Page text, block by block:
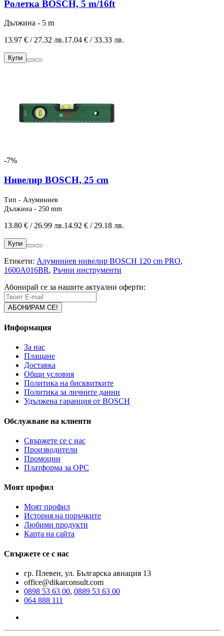
Ролетка BOSCH, 5 m/16ft
Дължина - 5 m
13.97 € / 27.32 лв.17.04 € / 33.33 лв.
Купи
-7%
Нивелир BOSCH, 25 cm
Тип - Алуминиев
Дължина - 250 mm
13.80 € / 26.99 лв.14.92 € / 29.18 лв.
Купи
Етикети: Алуминиев нивелир BOSCH 120 cm PRO,
1600A016BR, Ръчни инструменти
Абонирай се за нашите актуални оферти:
Информация
За нас
Плащане
Доставка
Общи условия
Политика на бисквитките
Политика за личните данни
Удължена гаранция от BOSCH
Обслужване на клиенти
Свържете се с нас
Производители
Промоции
Платформа за ОРС
Моят профил
Моят профил
История на поръчките
Любими продукти
Карта на сайта
Свържете се с нас
гр. Плевен, ул. Българска авиация 13
office@dikarconsult.com
0898 53 63 00, 0889 53 63 00
064 888 111